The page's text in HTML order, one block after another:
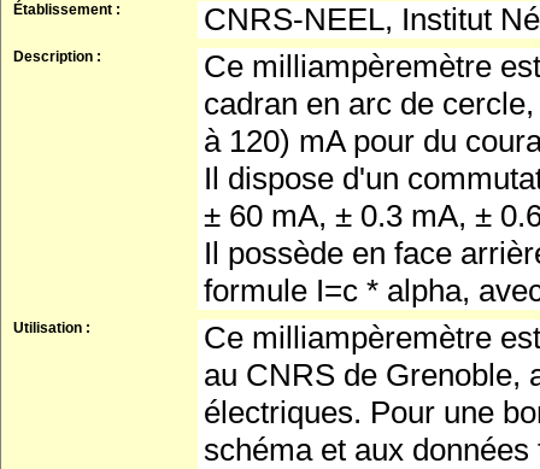
Établissement :
CNRS-NEEL, Institut
Description :
Ce milliampèremètre
cadran en arc de
à 120) mA pour du
Il dispose d'un
± 60 mA, ± 0.3 mA, ±
Il possède en face
formule I=c * alpha,
Utilisation :
Ce milliampèremètre
au CNRS de Grenoble,
électriques. Pour une
schéma et aux